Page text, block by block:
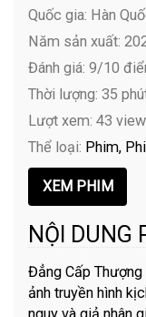
Quốc gia: Hàn
Năm sản xuất:
Đánh giá: 9/10
Thời lượng: 35
Lượt xem: 43 view
Thể loại: Phim
NỘI DUNG
Đẳng Cấp
ảnh truyền hình